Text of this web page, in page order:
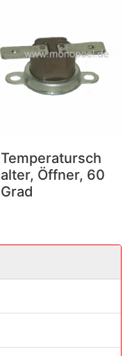
Temperatursch
alter, Öffner, 60
Grad